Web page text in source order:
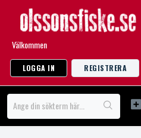
Välkommen
LOGGA IN REGISTRERA